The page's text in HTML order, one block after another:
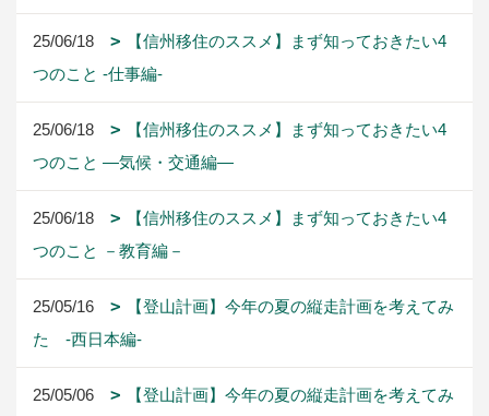
25/06/18
【信州移住のススメ】まず知っておきたい4
つのこと -仕事編-
25/06/18
【信州移住のススメ】まず知っておきたい4
つのこと ―気候・交通編―
25/06/18
【信州移住のススメ】まず知っておきたい4
つのこと －教育編－
25/05/16
【登山計画】今年の夏の縦走計画を考えてみ
た -西日本編-
25/05/06
【登山計画】今年の夏の縦走計画を考えてみ